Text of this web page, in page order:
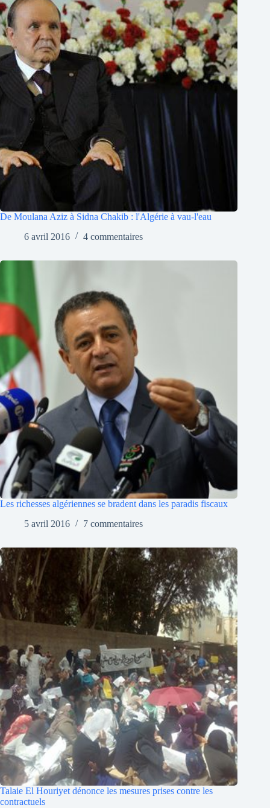
De Moulana Aziz à Sidna Chakib : l'Algérie à vau-l'eau
6 avril 2016
4 commentaires
Les richesses algériennes se bradent dans les paradis fiscaux
5 avril 2016
7 commentaires
Talaie El Houriyet dénonce les mesures prises contre les
contractuels